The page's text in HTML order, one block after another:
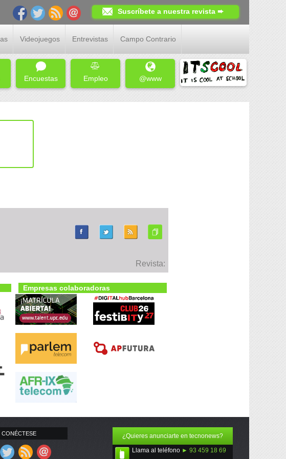
Suscríbete a nuestra revista ➨
Videojuegos Entrevistas Campo Contrario
Encuestas Empleo @www
Revista:
Empresas colaboradoras
CONÉCTESE
¿Quieres anunciarte en tecnonews?
Llama al teléfono ► 93 459 18 69